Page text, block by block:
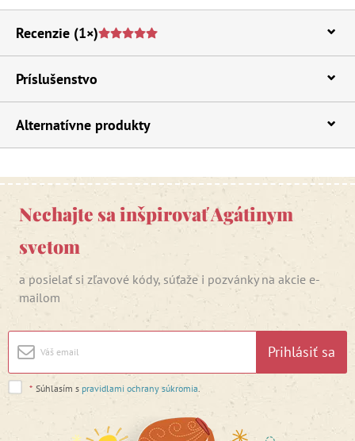
Recenzie (1×)
Príslušenstvo
Alternatívne produkty
Nechajte sa inšpirovať Agátinym
svetom
a posielať si zľavové kódy, súťaže i pozvánky na akcie e-
mailom
Prihlásiť sa
* Súhlasím s pravidlami ochrany súkromia